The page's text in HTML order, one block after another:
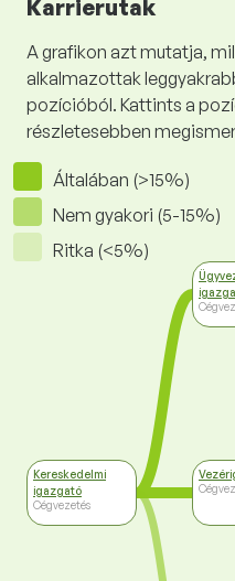
Karrierutak
A grafikon azt mutatja,
alkalmazottak
pozícióból. Kattints a
részletesebben
Általában (>15%)
Nem gyakori (5-15%)
Ritka (<5%)
Kereskedelmi
igazgató
Cégvezetés